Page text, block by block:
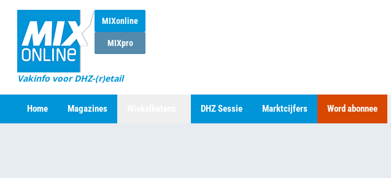
MIXonline
MIXpro
Vakinfo voor DHZ-(r)etail
Home Magazines DHZ Sessie Marktcijfers Word abonnee